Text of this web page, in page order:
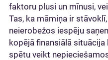
faktoru plusi un mīnusi,
Tas, ka māmiņa ir
neierobežos iespēju
kopējā finansiālā
spētu veikt